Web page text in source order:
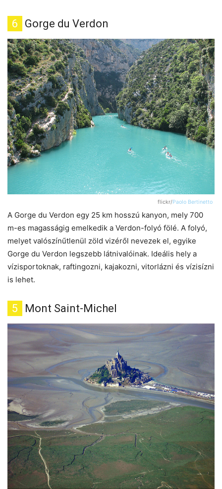
6 Gorge du Verdon
flickr/Paolo Bertinetto
A Gorge du Verdon egy 25 km hosszú kanyon, mely 700
m-es magasságig emelkedik a Verdon-folyó fölé. A folyó,
melyet valószínűtlenül zöld vizéről nevezek el, egyike
Gorge du Verdon legszebb látnivalóinak. Ideális hely a
vízisportoknak, raftingozni, kajakozni, vitorlázni és vízisízni
is lehet.
5 Mont Saint-Michel